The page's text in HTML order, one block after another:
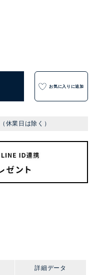
お気に入りに追加
休業日は除く）
詳細データ